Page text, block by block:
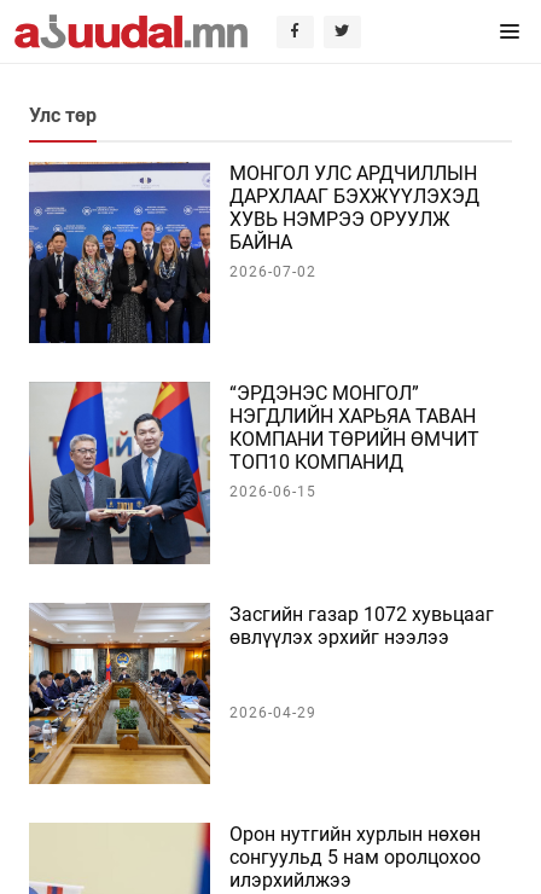
Улс төр
МОНГОЛ УЛС АРДЧИЛЛЫН
ДАРХЛААГ БЭХЖҮҮЛЭХЭД
ХУВЬ НЭМРЭЭ ОРУУЛЖ
БАЙНА
2026-07-02
“ЭРДЭНЭС МОНГОЛ”
НЭГДЛИЙН ХАРЬЯА ТАВАН
КОМПАНИ ТӨРИЙН ӨМЧИТ
ТОП10 КОМПАНИД
ЭРЭМБЛЭГДЛЭЭ
2026-06-15
Засгийн газар 1072 хувьцааг
өвлүүлэх эрхийг нээлээ
2026-04-29
Орон нутгийн хурлын нөхөн
сонгуульд 5 нам оролцохоо
илэрхийлжээ